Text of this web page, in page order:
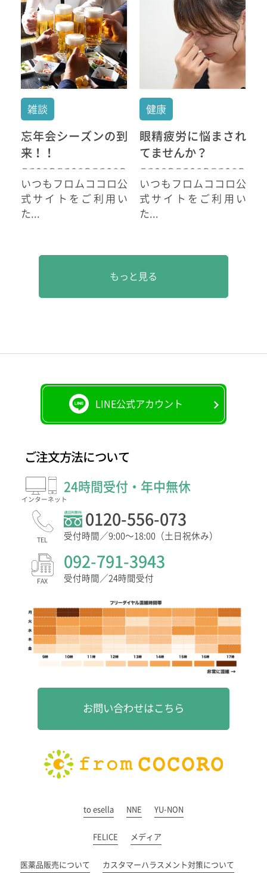
雑談
忘年会シーズンの到
来！！
いつもフロムココロ公
式サイトをご利用い
た...
健康
眼精疲労に悩まされ
てませんか？
いつもフロムココロ公
式サイトをご利用い
た...
もっと見る
LINE公式アカウント
ご注文方法について
インター ネット
24時間受付・年中無休
TEL
0120-556-073
受付時間／9:00〜18:00（土日祝休み）
FAX
092-791-3943
受付時間／24時間受付
お問い合わせはこちら
to esella NNE YU-NON
FELICE メディア
医薬品販売について カスタマーハラスメント対策について